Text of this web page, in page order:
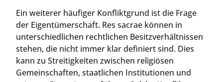
Ein weiterer häufiger Konfliktgrund ist die Frage
der Eigentümerschaft. Res sacrae können in
unterschiedlichen rechtlichen Besitzverhältnissen
stehen, die nicht immer klar definiert sind. Dies
kann zu Streitigkeiten zwischen religiösen
Gemeinschaften, staatlichen Institutionen und